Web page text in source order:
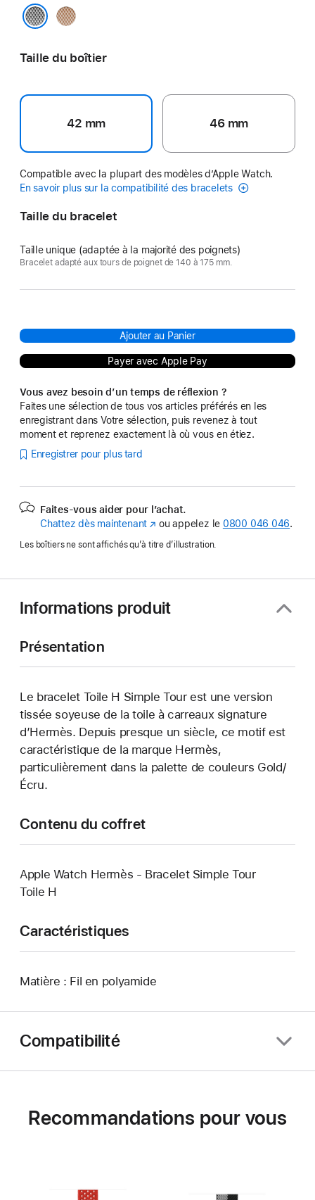
Gold/
Taille du boîtier
42 mm 46 mm
Compatible avec la plupart des modèles d’Apple Watch.
En savoir plus sur la compatibilité des bracelets
Taille du bracelet
Taille unique (adaptée à la majorité des poignets)
Bracelet adapté aux tours de poignet de 140 à 175 mm.
Ajouter au Panier
Payer avec Apple Pay
Vous avez besoin d’un temps de réflexion ?
Faites une sélection de tous vos articles préférés en les
enregistrant dans Votre sélection, puis revenez à tout
moment et reprenez exactement là où vous en étiez.
Enregistrer pour plus tard
Faites-vous aider pour l’achat.
Chattez dès maintenant (s’ouvre
une
fenêtre)
ou appelez le 0800 046 046.
Les boîtiers ne sont affichés qu’à titre d’illustration.
Informations produit
Présentation
Le bracelet Toile H Simple Tour est une version
tissée soyeuse de la toile à carreaux signature
d’Hermès. Depuis presque un siècle, ce motif est
caractéristique de la marque Hermès,
particulièrement dans la palette de couleurs Gold/
Écru.
Contenu du coffret
Apple Watch Hermès - Bracelet Simple Tour
Toile H
Caractéristiques
Matière : Fil en polyamide
Compatibilité
Recommandations pour vous